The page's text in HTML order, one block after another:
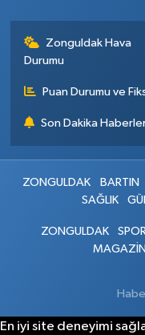
Zonguldak Hava
Durumu
Puan Durumu ve
Son Dakika
ZONGULDAK BARTIN
SAĞLIK
ZONGULDAK
MAGAZİN
En iyi site deneyimi